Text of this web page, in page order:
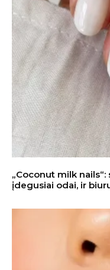
„Coconut milk
įdegusiai odai, ir